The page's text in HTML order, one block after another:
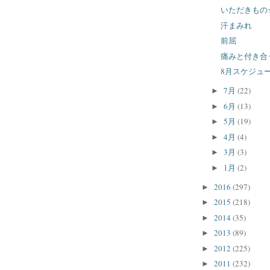
いただきも
汗まみれ
前屈
痛みと付き合
8月スケジュ
► 7月 (22)
► 6月 (13)
► 5月 (19)
► 4月 (4)
► 3月 (3)
► 1月 (2)
► 2016 (297)
► 2015 (218)
► 2014 (35)
► 2013 (89)
► 2012 (225)
► 2011 (232)